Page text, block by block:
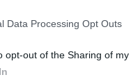
Data Processing Opt Outs
opt-out of the Sharing of my